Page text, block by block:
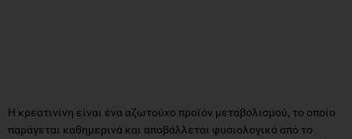
Η κρεατινίνη είναι ένα αζωτούχο προϊόν μεταβολισμού, το οποίο
παράγεται καθημερινά και αποβάλλεται φυσιολογικά από το